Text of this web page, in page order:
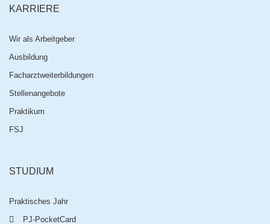
KARRIERE
Wir als Arbeitgeber
Ausbildung
Facharztweiterbildungen
Stellenangebote
Praktikum
FSJ
STUDIUM
Praktisches Jahr
PJ-PocketCard